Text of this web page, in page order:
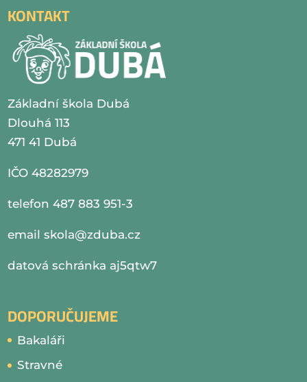
KONTAKT
Základní škola Dubá
Dlouhá 113
471 41 Dubá
IČO 48282979
telefon 487 883 951-3
emailskola@zduba.cz
datová schránka aj5qtw7
DOPORUČUJEME
Bakaláři
Stravné